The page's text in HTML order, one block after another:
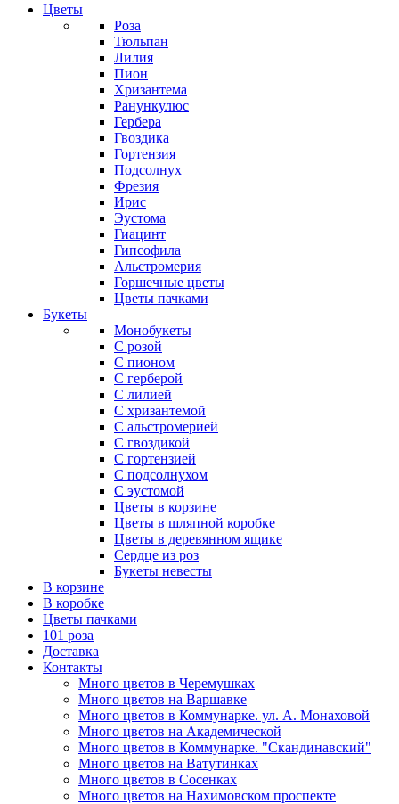
Цветы
Роза
Тюльпан
Лилия
Пион
Хризантема
Ранункулюс
Гербера
Гвоздика
Гортензия
Подсолнух
Фрезия
Ирис
Эустома
Гиацинт
Гипсофила
Альстромерия
Горшечные цветы
Цветы пачками
Букеты
Монобукеты
С розой
С пионом
С герберой
С лилией
С хризантемой
С альстромерией
С гвоздикой
С гортензией
С подсолнухом
С эустомой
Цветы в корзине
Цветы в шляпной коробке
Цветы в деревянном ящике
Сердце из роз
Букеты невесты
В корзине
В коробке
Цветы пачками
101 роза
Доставка
Контакты
Много цветов в Черемушках
Много цветов на Варшавке
Много цветов в Коммунарке. ул. А. Монаховой
Много цветов на Академической
Много цветов в Коммунарке. "Скандинавский"
Много цветов на Ватутинках
Много цветов в Сосенках
Много цветов на Нахимовском проспекте